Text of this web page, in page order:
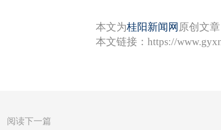
本文为桂阳新闻网 原创文
本文链接： https://
阅读下一篇